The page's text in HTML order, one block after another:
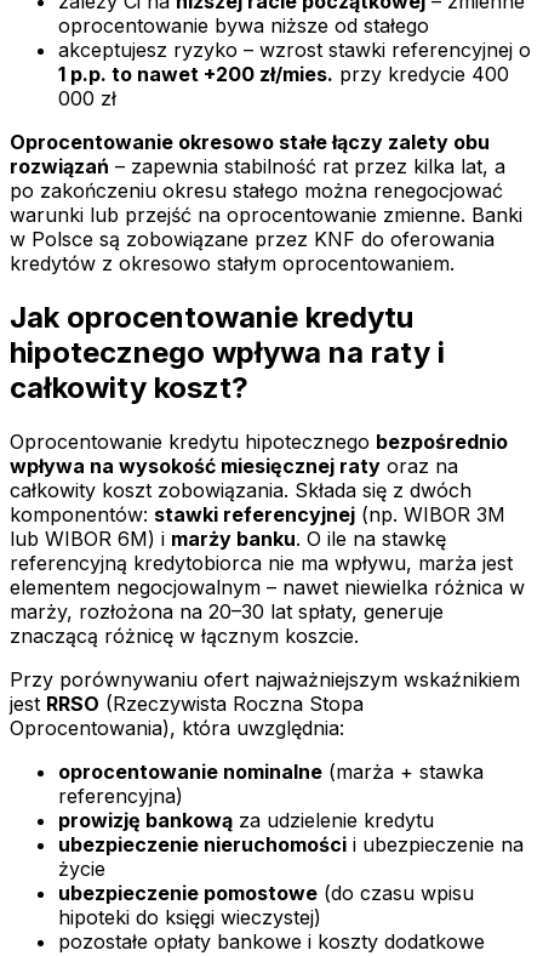
oprocentowanie bywa niższe od stałego
akceptujesz ryzyko – wzrost stawki referencyjnej o
1 p.p. to nawet +200 zł/mies. przy kredycie 400
000 zł
Oprocentowanie okresowo stałe łączy zalety obu
rozwiązań – zapewnia stabilność rat przez kilka lat, a
po zakończeniu okresu stałego można renegocjować
warunki lub przejść na oprocentowanie zmienne. Banki
w Polsce są zobowiązane przez KNF do oferowania
kredytów z okresowo stałym oprocentowaniem.
Jak oprocentowanie kredytu
hipotecznego wpływa na raty i
całkowity koszt?
Oprocentowanie kredytu hipotecznego bezpośrednio
wpływa na wysokość miesięcznej raty oraz na
całkowity koszt zobowiązania. Składa się z dwóch
komponentów: stawki referencyjnej (np. WIBOR 3M
lub WIBOR 6M) i marży banku. O ile na stawkę
referencyjną kredytobiorca nie ma wpływu, marża jest
elementem negocjowalnym – nawet niewielka różnica w
marży, rozłożona na 20–30 lat spłaty, generuje
znaczącą różnicę w łącznym koszcie.
Przy porównywaniu ofert najważniejszym wskaźnikiem
jest RRSO (Rzeczywista Roczna Stopa
Oprocentowania), która uwzględnia:
oprocentowanie nominalne (marża + stawka
referencyjna)
prowizję bankową za udzielenie kredytu
ubezpieczenie nieruchomości i ubezpieczenie na
życie
ubezpieczenie pomostowe (do czasu wpisu
hipoteki do księgi wieczystej)
pozostałe opłaty bankowe i koszty dodatkowe